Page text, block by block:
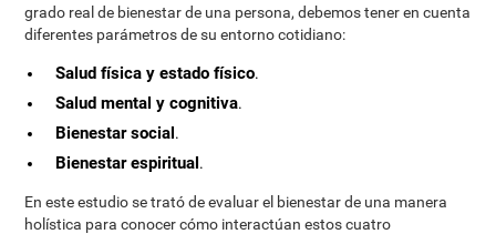
grado real de bienestar de una persona, debemos tener en cuenta
diferentes parámetros de su entorno cotidiano:
Salud física y estado físico.
Salud mental y cognitiva.
Bienestar social.
Bienestar espiritual.
En este estudio se trató de evaluar el bienestar de una manera
holística para conocer cómo interactúan estos cuatro